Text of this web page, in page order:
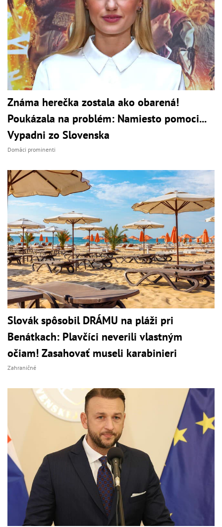
Známa herečka zostala ako obarená!
Poukázala na problém: Namiesto pomoci...
Vypadni zo Slovenska
Domáci prominenti
Slovák spôsobil DRÁMU na pláži pri
Benátkach: Plavčíci neverili vlastným
očiam! Zasahovať museli karabinieri
Zahraničné